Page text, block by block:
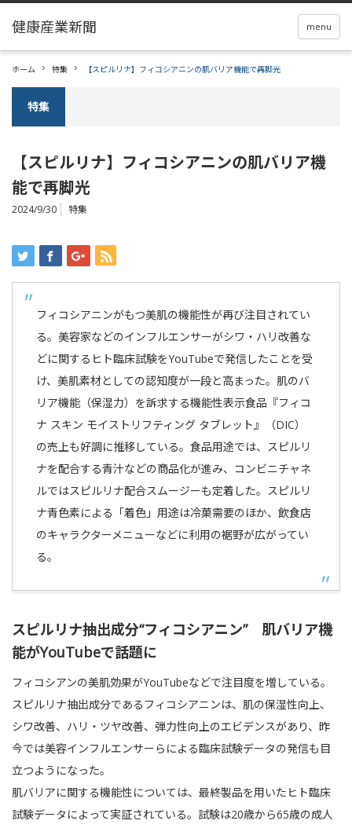
menu
ホーム 特集 【スピルリナ】フィコシアニンの肌バリア機能で再脚光
特集
【スピルリナ】フィコシアニンの肌バリア機
能で再脚光
2024/9/30 特集
フィコシアニンがもつ美肌の機能性が再び注目されてい
る。美容家などのインフルエンサーがシワ・ハリ改善な
どに関するヒト臨床試験をYouTubeで発信したことを受
け、美肌素材としての認知度が一段と高まった。肌のバ
リア機能（保湿力）を訴求する機能性表示食品『フィコ
ナ スキン モイストリフティング タブレット』（DIC）
の売上も好調に推移している。食品用途では、スピルリ
ナを配合する青汁などの商品化が進み、コンビニチャネ
ルではスピルリナ配合スムージーも定着した。スピルリ
ナ青色素による「着色」用途は冷菓需要のほか、飲食店
のキャラクターメニューなどに利用の裾野が広がってい
る。
スピルリナ抽出成分“フィコシアニン” 肌バリア機
能がYouTubeで話題に
フィコシアンの美肌効果がYouTubeなどで注目度を増している。
スピルリナ抽出成分であるフィコシアニンは、肌の保湿性向上、
シワ改善、ハリ・ツヤ改善、弾力性向上のエビデンスがあり、昨
今では美容インフルエンサーらによる臨床試験データの発信も目
立つようになった。
肌バリアに関する機能性については、最終製品を用いたヒト臨床
試験データによって実証されている。試験は20歳から65歳の成人